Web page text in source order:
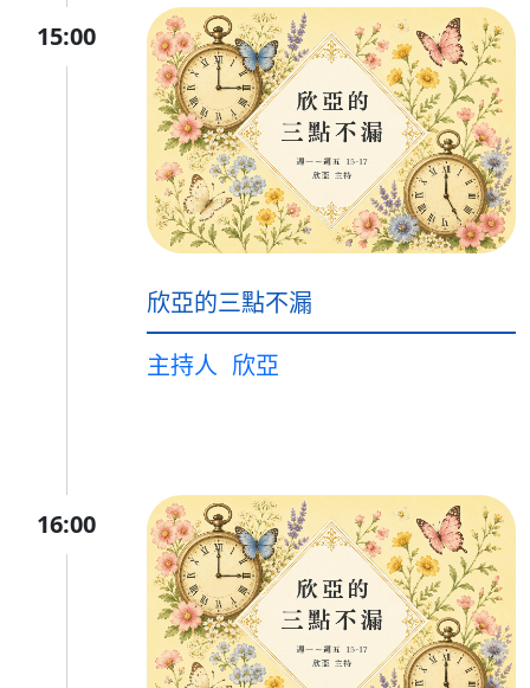
15:00
欣亞的三點不漏
主持人 欣亞
16:00